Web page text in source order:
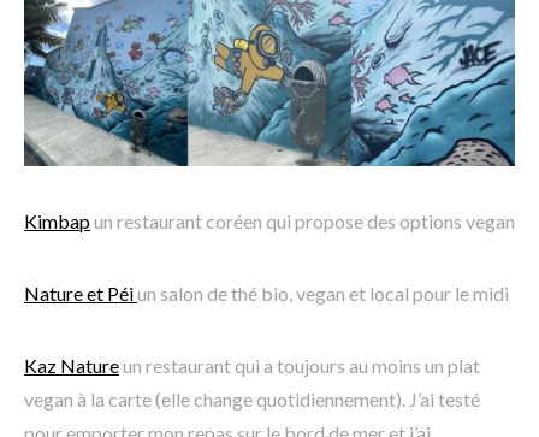
Kimbapun restaurant coréen qui propose des options vegan
Nature et Péiun salon de thé bio, vegan et local pour le midi
Kaz Natureun restaurant qui a toujours au moins un plat
vegan à la carte (elle change quotidiennement). J’ai testé